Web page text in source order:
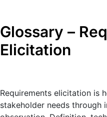
Glossary –
Elicitation
Requirements elicitation is
stakeholder needs through